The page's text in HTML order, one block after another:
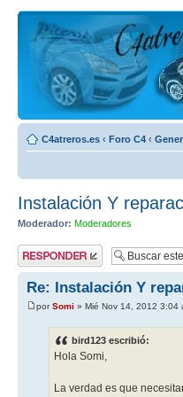
C4atreros.es ‹ Foro C4 ‹
Instalación Y
Moderador: Moderadores
Publicar una
respuesta
Re: Instalación Y
porSomi » Mié Nov 14, 2012 3:04
bird123 escribió:
Hola Somi,
La verdad es que